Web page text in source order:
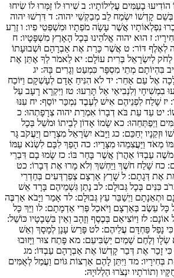
בָעַמִּים עֲלִילוֹתָיו: ב שִׁירוּ לוֹ זַמְּרוּ לוֹ שִׂיחוּ
קָדְשׁוֹ יִשְׂמַח לֵב מְבַקְשֵׁי יהוה: ד דִּרְשׁוּ יהוה
נִפְלְאוֹתָיו אֲשֶׁר עָשָׂה מֹפְתָיו וּמִשְׁפְּטֵי פִיו: ו זֶרַע
ז הוּא יהוה אֱלֹהֵינוּ בְּכָל הָאָרֶץ מִשְׁפָּטָיו: ח
לְאֶלֶף דּוֹר: ט אֲשֶׁר כָּרַת אֶת אַבְרָהָם וּשְׁבוּעָתוֹ
לְחֹק לְיִשְׂרָאֵל בְּרִית עוֹלָם: יא לֵאמֹר לְךָ אֶתֵּן אֶת
יב בִּהְיוֹתָם מְתֵי מִסְפָּר כִּמְעַט וְגָרִים בָּהּ: יג
אֶל עַם אַחֵר: יד לֹא הִנִּיחַ אָדָם לְעָשְׁקָם וַיּוֹכַח
בִמְשִׁיחָי וְלִנְבִיאַי אַל תָּרֵעוּ: טז וַיִּקְרָא רָעָב עַל
יז שָׁלַח לִפְנֵיהֶם אִישׁ לְעֶבֶד נִמְכַּר יוֹסֵף: יח עִנּוּ
יט עַד עֵת בֹּא דְבָרוֹ אִמְרַת יהוה צְרָפָתְהוּ: כ
וַיְפַתְּחֵהוּ: כא שָׂמוֹ אָדוֹן לְבֵיתוֹ וּמֹשֵׁל בְּכָל
וּזְקֵנָיו יְחַכֵּם: כג וַיָּבֹא יִשְׂרָאֵל מִצְרָיִם וְיַעֲקֹב גָּר
מְאֹד וַיַּעֲצִמֵהוּ מִצָּרָיו: כה הָפַךְ לִבָּם לִשְׂנֹא עַמּוֹ
עַבְדּוֹ אַהֲרֹן אֲשֶׁר בָּחַר בּוֹ: כז שָׂמוּ בָם דִּבְרֵי
כח שָׁלַח חֹשֶׁךְ וַיַּחְשִׁךְ וְלֹא מָרוּ אֶת דְּבָרוֹ: כט
אֶת דְּגָתָם: ל שָׁרַץ אַרְצָם צְפַרְדְּעִים בְּחַדְרֵי
כִּנִּים בְּכָל גְּבוּלָם: לב נָתַן גִּשְׁמֵיהֶם בָּרָד אֵשׁ
וּתְאֵנָתָם וַיְשַׁבֵּר עֵץ גְּבוּלָם: לד אָמַר וַיָּבֹא אַרְבֶּה
כָּל עֵשֶׂב בְּאַרְצָם וַיֹּאכַל פְּרִי אַדְמָתָם: לו וַיַּךְ כָּל
אוֹנָם: לז וַיּוֹצִיאֵם בְּכֶסֶף וְזָהָב וְאֵין בִּשְׁבָטָיו כּוֹשֵׁל:
נָפַל פַּחְדָּם עֲלֵיהֶם: לט פָּרַשׂ עָנָן לְמָסָךְ וְאֵשׁ
שְׂלָו וְלֶחֶם שָׁמַיִם יַשְׂבִּיעֵם: מא פָּתַח צוּר וַיָּזוּבוּ
כִּי זָכַר אֶת דְּבַר קָדְשׁוֹ אֶת אַבְרָהָם עַבְדּוֹ: מג
בְּחִירָיו: מד וַיִּתֵּן לָהֶם אַרְצוֹת גּוֹיִם וַעֲמַל לְאֻמִּים
וְתוֹרֹתָיו יִנְצֹרוּ הַלְלוּיָהּ: